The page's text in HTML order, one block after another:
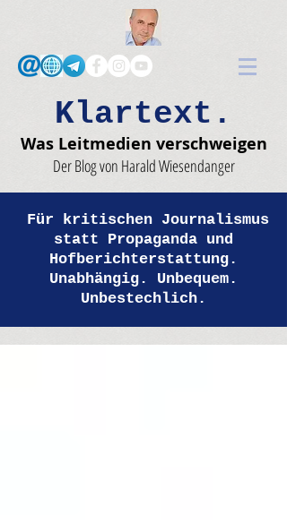
Klartext.
Was Leitmedien verschweigen
Der Blog von Harald Wiesendanger
Für kritischen Journalismus
statt Propaganda und
Hofberichterstattung.
Unabhängig. Unbequem.
Unbestechlich.